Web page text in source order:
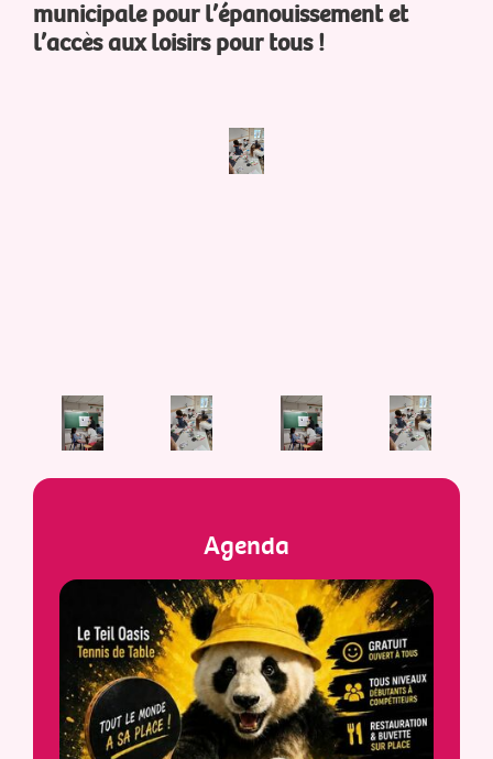
municipale pour l’épanouissement et
l’accès aux loisirs pour tous !
Agenda